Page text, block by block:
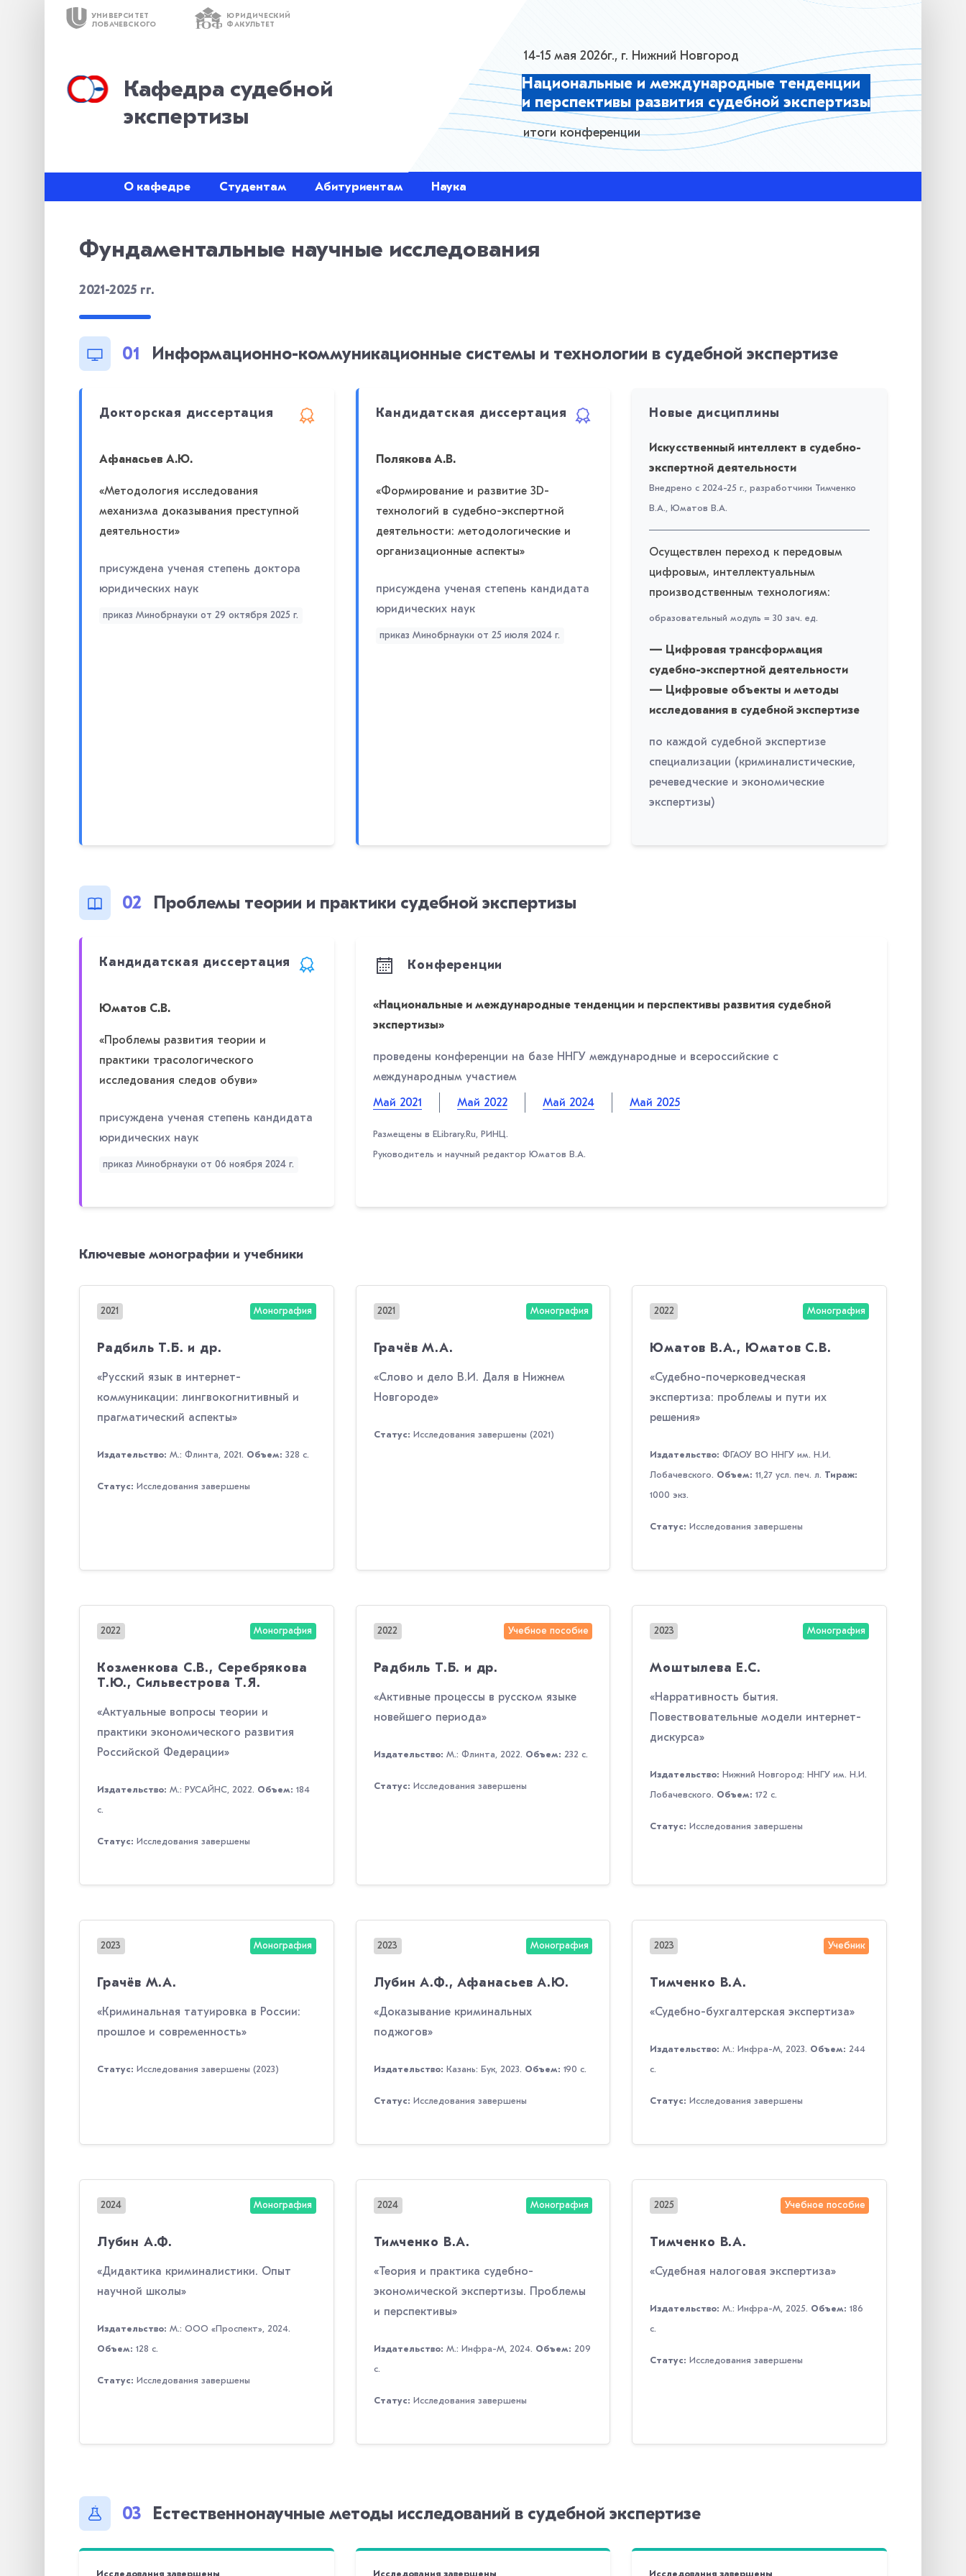
УНИВЕРСИТЕТ
ЛОБАЧЕВСКОГО
ЮФ
ЮРИДИЧЕСКИЙ
ФАКУЛЬТЕТ
Кафедра судебной
экспертизы
Национальные и международные тенденции
и перспективы развития судебной экспертизы
14-15 мая 2026г., г. Нижний Новгород
итоги конференции
О кафедре Студентам Абитуриентам Наука
Фундаментальные научные исследования
2021-2025 гг.
01 Информационно-коммуникационные системы и технологии в судебной экспертизе
Докторская диссертация
Афанасьев А.Ю.
«Методология исследования
механизма доказывания преступной
деятельности»
присуждена ученая степень доктора
юридических наук
приказ Минобрнауки от 29 октября 2025 г.
Кандидатская диссертация
Полякова А.В.
«Формирование и развитие 3D-
технологий в судебно-экспертной
деятельности: методологические и
организационные аспекты»
присуждена ученая степень кандидата
юридических наук
приказ Минобрнауки от 25 июля 2024 г.
Новые дисциплины
Искусственный интеллект в судебно-
экспертной деятельности
Внедрено с 2024-25 г., разработчики Тимченко
В.А., Юматов В.А.
Осуществлен переход к передовым
цифровым, интеллектуальным
производственным технологиям:
образовательный модуль = 30 зач. ед.
— Цифровая трансформация
судебно-экспертной деятельности
— Цифровые объекты и методы
исследования в судебной экспертизе
по каждой судебной экспертизе
специализации (криминалистические,
речеведческие и экономические
экспертизы)
02 Проблемы теории и практики судебной экспертизы
Кандидатская диссертация
Юматов С.В.
«Проблемы развития теории и
практики трасологического
исследования следов обуви»
присуждена ученая степень кандидата
юридических наук
приказ Минобрнауки от 06 ноября 2024 г.
Конференции
«Национальные и международные тенденции и перспективы развития судебной
экспертизы»
проведены конференции на базе ННГУ международные и всероссийские с
международным участием
Май 2021
Май 2022 Май 2024 Май 2025
Размещены в ELibrary.Ru, РИНЦ.
Руководитель и научный редактор Юматов В.А.
Ключевые монографии и учебники
2021 Монография
Радбиль Т.Б. и др.
«Русский язык в интернет-
коммуникации: лингвокогнитивный и
прагматический аспекты»
Издательство: М.: Флинта, 2021. Объем: 328 с.
Статус: Исследования завершены
2021 Монография
Грачёв М.А.
«Слово и дело В.И. Даля в Нижнем
Новгороде»
Статус: Исследования завершены (2021)
2022 Монография
Юматов В.А., Юматов С.В.
«Судебно-почерковедческая
экспертиза: проблемы и пути их
решения»
Издательство: ФГАОУ ВО ННГУ им. Н.И.
Лобачевского. Объем: 11,27 усл. печ. л. Тираж:
1000 экз.
Статус: Исследования завершены
2022 Монография
Козменкова С.В., Серебрякова
Т.Ю., Сильвестрова Т.Я.
«Актуальные вопросы теории и
практики экономического развития
Российской Федерации»
Издательство: М.: РУСАЙНС, 2022. Объем: 184
с.
Статус: Исследования завершены
2022 Учебное пособие
Радбиль Т.Б. и др.
«Активные процессы в русском языке
новейшего периода»
Издательство: М.: Флинта, 2022. Объем: 232 с.
Статус: Исследования завершены
2023 Монография
Моштылева Е.С.
«Нарративность бытия.
Повествовательные модели интернет-
дискурса»
Издательство: Нижний Новгород: ННГУ им. Н.И.
Лобачевского. Объем: 172 с.
Статус: Исследования завершены
2023 Монография
Грачёв М.А.
«Криминальная татуировка в России:
прошлое и современность»
Статус: Исследования завершены (2023)
2023 Монография
Лубин А.Ф., Афанасьев А.Ю.
«Доказывание криминальных
поджогов»
Издательство: Казань: Бук, 2023. Объем: 190 с.
Статус: Исследования завершены
2023 Учебник
Тимченко В.А.
«Судебно-бухгалтерская экспертиза»
Издательство: М.: Инфра-М, 2023. Объем: 244
с.
Статус: Исследования завершены
2024 Монография
Лубин А.Ф.
«Дидактика криминалистики. Опыт
научной школы»
Издательство: М.: ООО «Проспект», 2024.
Объем: 128 с.
Статус: Исследования завершены
2024 Монография
Тимченко В.А.
«Теория и практика судебно-
экономической экспертизы. Проблемы
и перспективы»
Издательство: М.: Инфра-М, 2024. Объем: 209
с.
Статус: Исследования завершены
2025 Учебное пособие
Тимченко В.А.
«Судебная налоговая экспертиза»
Издательство: М.: Инфра-М, 2025. Объем: 186
с.
Статус: Исследования завершены
03 Естественнонаучные методы исследований в судебной экспертизе
Исследования завершены Исследования завершены Исследования завершены